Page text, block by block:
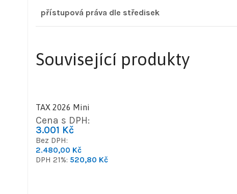
přístupová práva dle středisek
Související produkty
TAX 2026 Mini
Cena s DPH:
3.001 Kč
Bez DPH:
2.480,00 Kč
DPH 21%: 520,80 Kč